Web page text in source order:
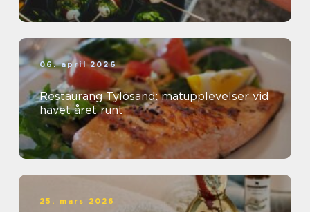
06. april 2026
Restaurang Tylösand: matupplevelser vid
havet året runt
25. mars 2026